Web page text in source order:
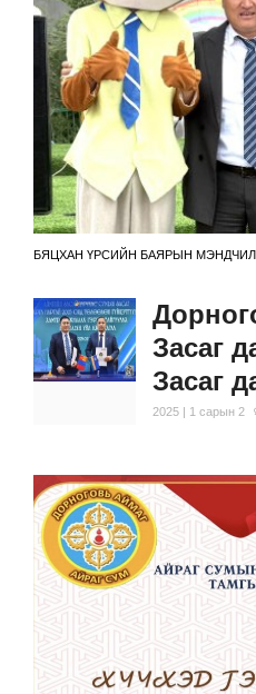
БЯЦХАН ҮРСИЙН БАЯРЫН
Засаг
Засаг
2025 | 1 сарын 2